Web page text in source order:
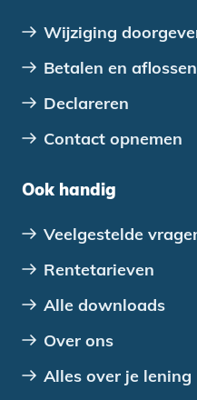
Wijziging
Betalen en aflossen
Declareren
Contact opnemen
Ook handig
Veelgestelde
Rentetarieven
Alle downloads
Over ons
Alles over je lening